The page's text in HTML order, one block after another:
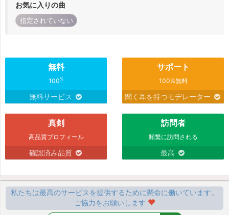
お気に入りの曲
指定されていない
無料
100%
無料サービス
サポート
100%無料
聞く耳を持つモデレーター
真剣
高品質プロフィール
確認済み品質
訪問者
頻繁に訪問される
最高
私たちは最高のサービスを提供するために懸命に働いています。
ご協力をお願いします